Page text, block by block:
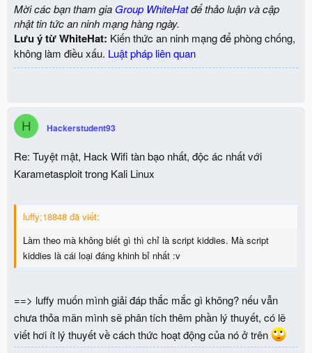
Mời các bạn tham gia Group WhiteHatđể thảo luận và cập
nhật tin tức an ninh mạng hàng ngày.
Lưu ý từ WhiteHat: Kiến thức an ninh mạng để phòng chống,
không làm điều xấu. Luật pháp liên quan
H Hackerstudent93
Re: Tuyệt mật, Hack Wifi tàn bạo nhất, độc ác nhất với
Karametasploit trong Kali Linux
luffy;18848 đã viết:
Làm theo mà không biết gì thì chỉ là script kiddies. Mà script
kiddies là cái loại đáng khinh bỉ nhất :v
==> luffy muốn mình giải đáp thắc mắc gì không? nếu vẫn
chưa thỏa mãn mình sẽ phân tích thêm phần lý thuyết, có lẽ
viết hơi ít lý thuyết về cách thức hoạt động của nó ở trên